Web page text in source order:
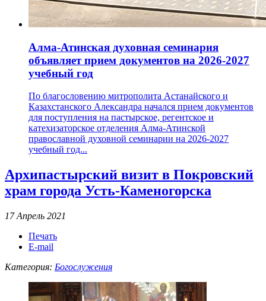
Алма-Атинская духовная семинария
объявляет прием документов на 2026-2027
учебный год
По благословению митрополита Астанайского и
Казахстанского Александра начался прием документов
для поступления на пастырское, регентское и
катехизаторское отделения Алма-Атинской
православной духовной семинарии на 2026-2027
учебный год...
Архипастырский визит в Покровский
храм города Усть-Каменогорска
17 Апрель 2021
Печать
E-mail
Категория: Богослужения